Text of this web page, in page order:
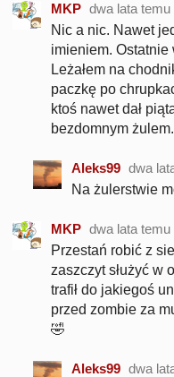
MKP dwa lata temu
Nic a nic. Nawet
imieniem.
Leżałem na
paczkę po
ktoś nawet dał
bezdomnym
Aleks99 dwa
Na żulerstwie
MKP dwa lata temu
Przestań robić z
zaszczyt służyć w
trafił do jakiegoś
przed zombie za
🤣
Aleks99 dwa